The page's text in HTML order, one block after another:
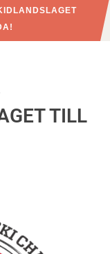
TILL